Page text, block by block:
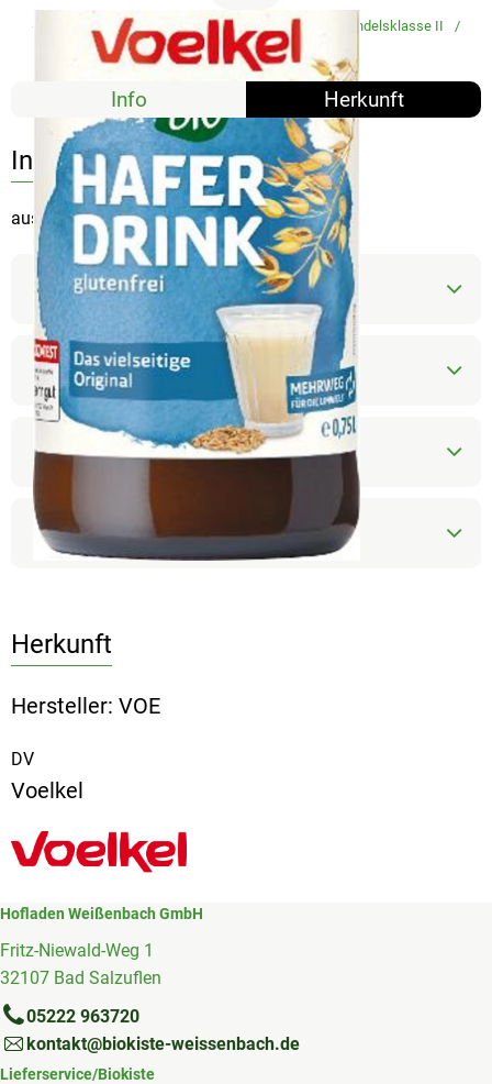
#5291 2,39 €/ 0,75 l 3,19 €/ l 19% MwSt
Handelsklasse II
Mehrweg
Info Herkunft
Info
aus Deutschland, Mehrwegflasche
Produktinformationen
Zutaten
Nährwert-Info
Produktdatenblatt
Herkunft
Hersteller: VOE
DV
Voelkel
Hofladen Weißenbach GmbH
Fritz-Niewald-Weg 1
32107 Bad Salzuflen
05222 963720
kontakt@biokiste-weissenbach.de
Lieferservice/Biokiste